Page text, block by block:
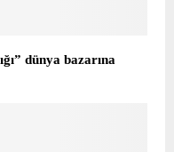
dünya bazarına